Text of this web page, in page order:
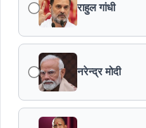
राहुल गांधी
नरेन्द्र मोदी